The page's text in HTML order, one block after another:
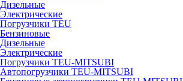
Дизельные
Электрические
Погрузчики TEU
Бензиновые
Дизельные
Электрические
Погрузчики TEU-MITSUBI
Автопогрузчики TEU-MITSUBI